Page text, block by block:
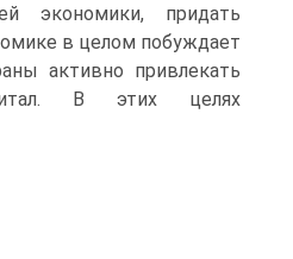
экономики, придать
в целом побуждает
активно привлекать
В этих целях